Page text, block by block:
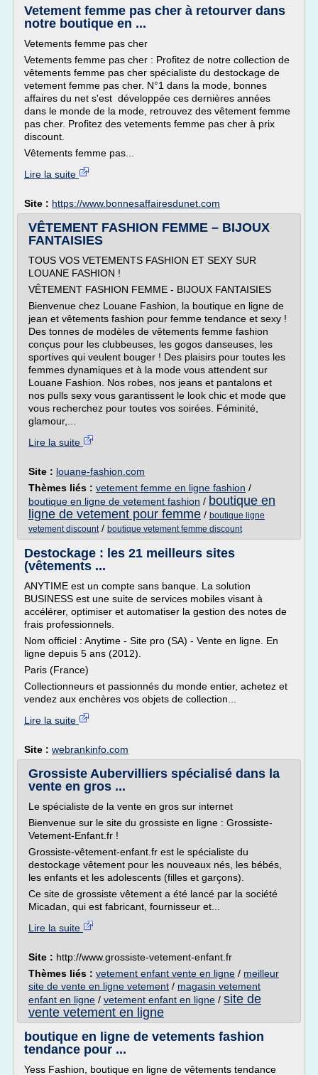
Vetement femme pas cher à retourver dans
notre boutique en ...
Vetements femme pas cher
Vetements femme pas cher : Profitez de notre collection de
vêtements femme pas cher spécialiste du destockage de
vetement femme pas cher. N°1 dans la mode, bonnes
affaires du net s'est développée ces dernières années
dans le monde de la mode, retrouvez des vêtement femme
pas cher. Profitez des vetements femme pas cher à prix
discount.
Vêtements femme pas...
Lire la suite
Site : https://www.bonnesaffairesdunet.com
VÊTEMENT FASHION FEMME – BIJOUX
FANTAISIES
TOUS VOS VETEMENTS FASHION ET SEXY SUR
LOUANE FASHION !
VÊTEMENT FASHION FEMME - BIJOUX FANTAISIES
Bienvenue chez Louane Fashion, la boutique en ligne de
jean et vêtements fashion pour femme tendance et sexy !
Des tonnes de modèles de vêtements femme fashion
conçus pour les clubbeuses, les gogos danseuses, les
sportives qui veulent bouger ! Des plaisirs pour toutes les
femmes dynamiques et à la mode vous attendent sur
Louane Fashion. Nos robes, nos jeans et pantalons et
nos pulls sexy vous garantissent le look chic et mode que
vous recherchez pour toutes vos soirées. Féminité,
glamour,...
Lire la suite
Site : louane-fashion.com
Thèmes liés : vetement femme en ligne fashion /
boutique en ligne de vetement fashion / boutique en
ligne de vetement pour femme / boutique ligne
vetement discount/ boutique vetement femme discount
Destockage : les 21 meilleurs sites
(vêtements ...
ANYTIME est un compte sans banque. La solution
BUSINESS est une suite de services mobiles visant à
accélérer, optimiser et automatiser la gestion des notes de
frais professionnels.
Nom officiel : Anytime - Site pro (SA) - Vente en ligne. En
ligne depuis 5 ans (2012).
Paris (France)
Collectionneurs et passionnés du monde entier, achetez et
vendez aux enchères vos objets de collection...
Lire la suite
Site : webrankinfo.com
Grossiste Aubervilliers spécialisé dans la
vente en gros ...
Le spécialiste de la vente en gros sur internet
Bienvenue sur le site du grossiste en ligne : Grossiste-
Vetement-Enfant.fr !
Grossiste-vêtement-enfant.fr est le spécialiste du
destockage vêtement pour les nouveaux nés, les bébés,
les enfants et les adolescents (filles et garçons).
Ce site de grossiste vêtement a été lancé par la société
Micadan, qui est fabricant, fournisseur et...
Lire la suite
Site : http://www.grossiste-vetement-enfant.fr
Thèmes liés : vetement enfant vente en ligne / meilleur
site de vente en ligne vetement / magasin vetement
enfant en ligne / vetement enfant en ligne / site de
vente vetement en ligne
boutique en ligne de vetements fashion
tendance pour ...
Yess Fashion, boutique en ligne de vêtements tendance